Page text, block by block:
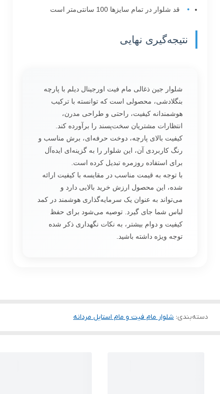
قد شلوار در تمام سایزها 100 سانتی‌متر است
نتیجه‌گیری نهایی
شلوار جین ذغالی مام فیت اورجینال دیلم با پارچه
بنگلادشی، محصولی است که توانسته با ترکیب
هوشمندانه کیفیت، راحتی و طراحی مدرن،
انتظارات مشتریان سخت‌پسند را برآورده کند.
کیفیت بالای پارچه، دوخت حرفه‌ای، برش مناسب و
رنگ کاربردی آن، این شلوار را به گزینه‌ای ایده‌آل
برای استفاده روزمره تبدیل کرده است.
با توجه به قیمت مناسب در مقایسه با کیفیت ارائه
شده، این محصول ارزش خرید بالایی دارد و
می‌تواند به عنوان یک سرمایه‌گذاری هوشمند در کمد
لباس شما جای گیرد. توصیه می‌شود برای حفظ
کیفیت و دوام بیشتر، به نکات نگهداری ذکر شده
توجه ویژه داشته باشید.
دسته‌بندی: شلوار مام فیت و مام استایل مردانه